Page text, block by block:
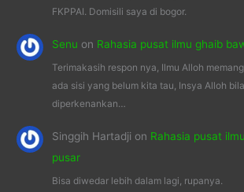
FKPPAI. Domisili saya di bogor.
Senu on Rahasia pusat ilmu ghaib
Terimakasih respon nya, Ilmu Alloh
ada sisi yang belum kita tau, Insya Alloh
diperkenankan…
Singgih Hartadjion Rahasia pusat
pusar
Bisa diwedar lebih dalam lagi, rupanya.